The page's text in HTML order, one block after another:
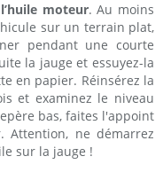
moteur. Au moins
sur un terrain plat,
pendant une courte
la jauge et essuyez-la
en papier. Réinsérez la
et examinez le niveau
bas, faites l'appoint
ne démarrez
sur la jauge !